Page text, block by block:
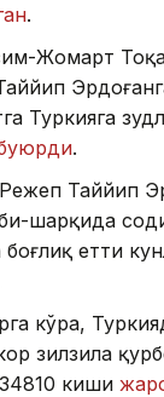
.
Жомарт
Туркияга
.
Таййип
шарқида
етти
кўра,
зилзила
киши